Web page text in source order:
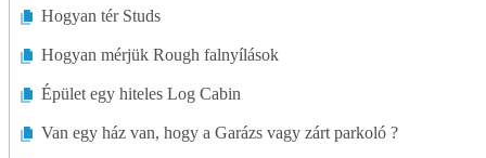
Hogyan tér Studs
Hogyan mérjük Rough falnyílások
Épület egy hiteles Log Cabin
Van egy ház van, hogy a Garázs vagy zárt parkoló ?